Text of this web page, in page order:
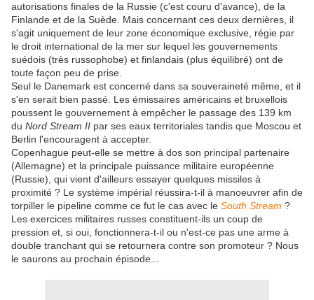
autorisations finales de la Russie (c'est couru d'avance), de la
Finlande et de la Suède. Mais concernant ces deux dernières, il
s'agit uniquement de leur zone économique exclusive, régie par
le droit international de la mer sur lequel les gouvernements
suédois (très russophobe) et finlandais (plus équilibré) ont de
toute façon peu de prise.
Seul le Danemark est concerné dans sa souveraineté même, et il
s'en serait bien passé. Les émissaires américains et bruxellois
poussent le gouvernement à empêcher le passage des 139 km
du Nord Stream II par ses eaux territoriales tandis que Moscou et
Berlin l'encouragent à accepter.
Copenhague peut-elle se mettre à dos son principal partenaire
(Allemagne) et la principale puissance militaire européenne
(Russie), qui vient d'ailleurs essayer quelques missiles à
proximité ? Le système impérial réussira-t-il à manoeuvrer afin de
torpiller le pipeline comme ce fut le cas avec le South Stream ?
Les exercices militaires russes constituent-ils un coup de
pression et, si oui, fonctionnera-t-il ou n'est-ce pas une arme à
double tranchant qui se retournera contre son promoteur ? Nous
le saurons au prochain épisode...